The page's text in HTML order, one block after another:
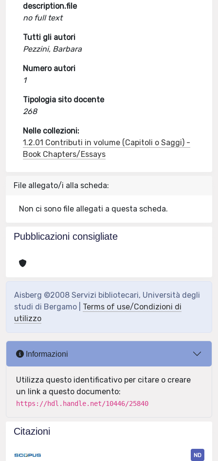
description.file
no full text
Tutti gli autori
Pezzini, Barbara
Numero autori
1
Tipologia sito docente
268
Nelle collezioni:
1.2.01 Contributi in volume (Capitoli o Saggi) -
Book Chapters/Essays
File allegato/i alla scheda:
Non ci sono file allegati a questa scheda.
Pubblicazioni consigliate
Aisberg ©2008 Servizi bibliotecari, Università degli
studi di Bergamo | Terms of use/Condizioni di
utilizzo
Informazioni
Utilizza questo identificativo per citare o creare
un link a questo documento:
https://hdl.handle.net/10446/25840
Citazioni
ND